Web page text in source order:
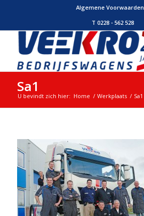
Algemene Voorwaarden
T 0228 - 562 528
Sa1
U bevindt zich hier: Home / Werkplaats / Sa1